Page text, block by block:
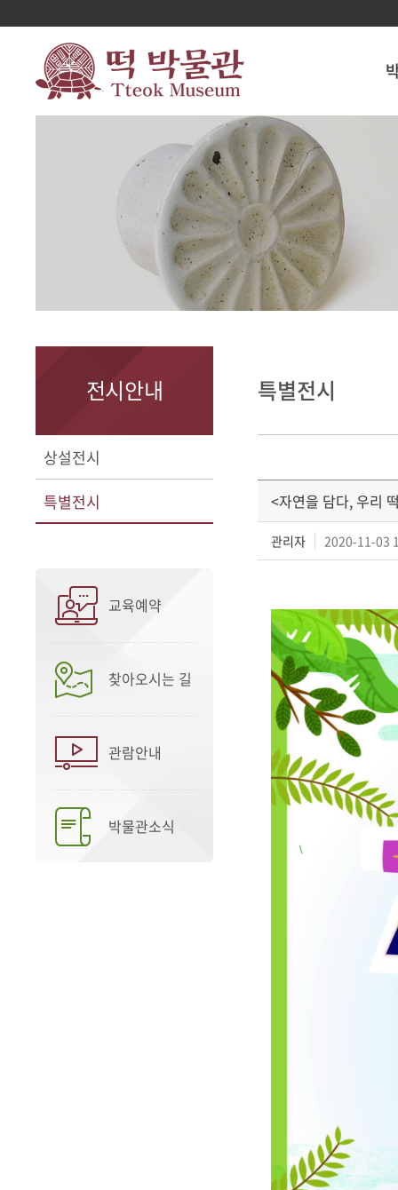
전시안내
상설전시
특별전시
교육예약
찾아오시는 길
관람안내
박물관소식
특별전시
<자연을 담다, 우리
관리자 2020-11-03